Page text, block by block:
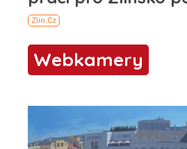
Webkamery